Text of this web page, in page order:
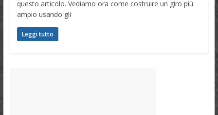
questo articolo. Vediamo ora come costruire un giro più
ampio usando gli
Leggi tutto